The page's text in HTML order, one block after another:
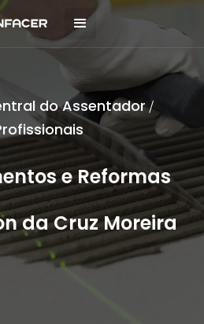
do Assentador/
e Reformas
da Cruz Moreira